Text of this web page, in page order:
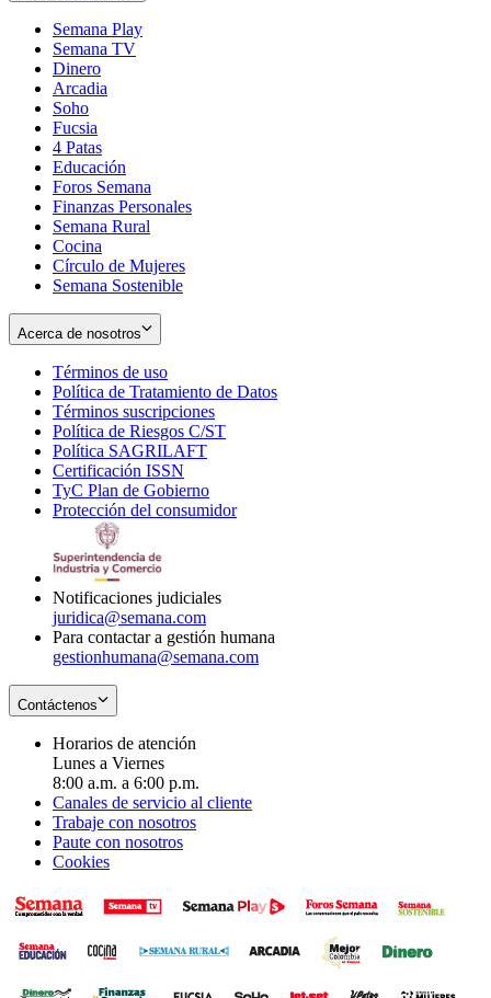
Semana Play
Semana TV
Dinero
Arcadia
Soho
in
new
window
Fucsia
in
new
window
4 Patas
Educación
Foros Semana
Finanzas Personales
Semana Rural
Cocina
Círculo de Mujeres
Semana Sostenible
Acerca de nosotros
Términos de uso
in
new
window
Política de Tratamiento de Datos
Términos suscripciones
in
Política de Riesgos C/ST
Política SAGRILAFT
new
window
Certificación ISSN
in
new
TyC Plan de Gobierno
in
Protección del consumidorOpens
Notificaciones judiciales
juridica@semana.com
Para contactar a gestión humana
gestionhumana@semana.com
Contáctenos
Horarios de atención
Lunes a Viernes
8:00 a.m. a 6:00 p.m.
Canales de servicio al cliente
Trabaje con nosotros
Paute con nosotros
Cookies